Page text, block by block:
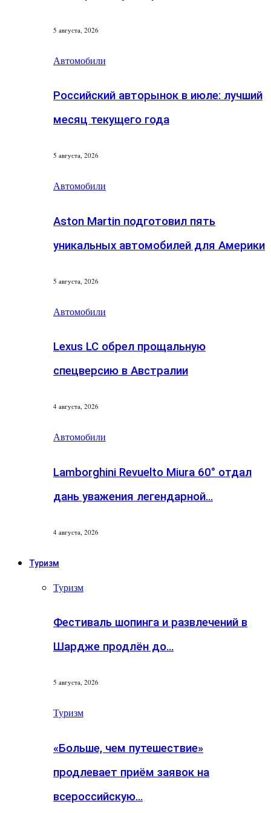
5 августа, 2026
Автомобили
Российский авторынок в июле: лучший
месяц текущего года
5 августа, 2026
Автомобили
Aston Martin подготовил пять
уникальных автомобилей для Америки
5 августа, 2026
Автомобили
Lexus LC обрел прощальную
спецверсию в Австралии
4 августа, 2026
Автомобили
Lamborghini Revuelto Miura 60° отдал
дань уважения легендарной…
4 августа, 2026
Туризм
Туризм
Фестиваль шопинга и развлечений в
Шардже продлён до…
5 августа, 2026
Туризм
«Больше, чем путешествие»
продлевает приём заявок на
всероссийскую…